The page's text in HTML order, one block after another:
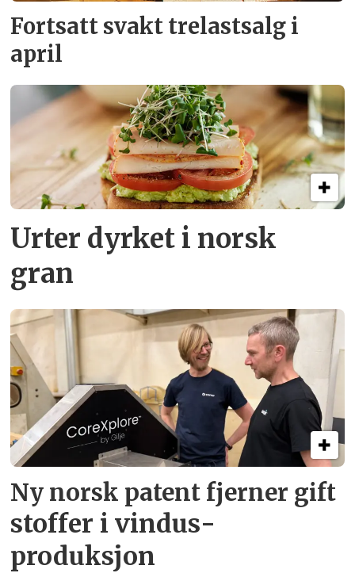
Fortsatt svakt trelastsalg i
april
Urter dyrket i norsk
gran
Ny norsk patent fjerner gift­
stoffer i vindus­
produksjon